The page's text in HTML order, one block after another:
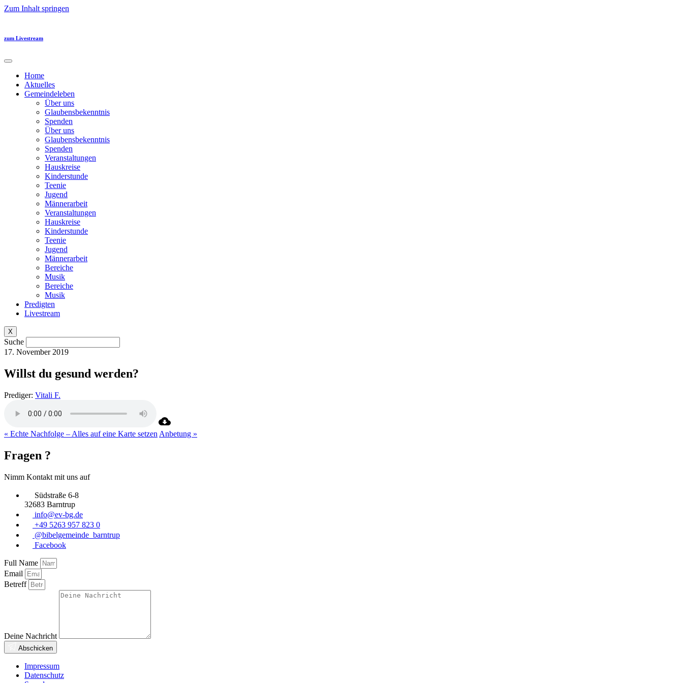
Zum Inhalt springen
zum Livestream
Home
Aktuelles
Gemeindeleben
Über uns
Glaubensbekenntnis
Spenden
Über uns
Glaubensbekenntnis
Spenden
Veranstaltungen
Hauskreise
Kinderstunde
Teenie
Jugend
Männerarbeit
Veranstaltungen
Hauskreise
Kinderstunde
Teenie
Jugend
Männerarbeit
Bereiche
Musik
Bereiche
Musik
Predigten
Livestream
X
Suche
17. November 2019
Willst du gesund werden?
Prediger: Vitali F.
« Echte Nachfolge – Alles auf eine Karte setzen Anbetung »
Fragen ?
Nimm Kontakt mit uns auf
Südstraße 6-8
32683 Barntrup
info@ev-bg.de
+49 5263 957 823 0
@bibelgemeinde_barntrup
Facebook
Full Name
Email
Betreff
Deine Nachricht
Abschicken
Impressum
Datenschutz